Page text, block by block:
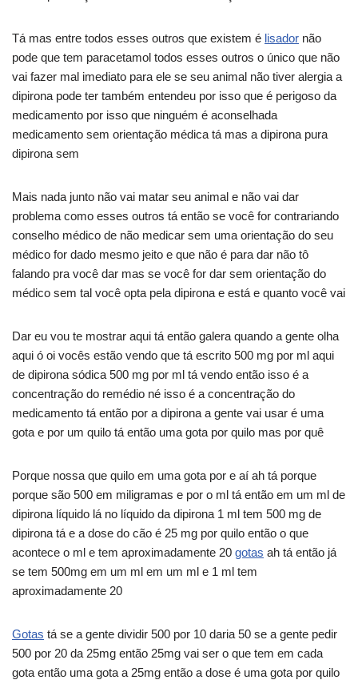
Tá mas entre todos esses outros que existem é lisador não
pode que tem paracetamol todos esses outros o único que não
vai fazer mal imediato para ele se seu animal não tiver alergia a
dipirona pode ter também entendeu por isso que é perigoso da
medicamento por isso que ninguém é aconselhada
medicamento sem orientação médica tá mas a dipirona pura
dipirona sem
Mais nada junto não vai matar seu animal e não vai dar
problema como esses outros tá então se você for contrariando
conselho médico de não medicar sem uma orientação do seu
médico for dado mesmo jeito e que não é para dar não tô
falando pra você dar mas se você for dar sem orientação do
médico sem tal você opta pela dipirona e está e quanto você vai
Dar eu vou te mostrar aqui tá então galera quando a gente olha
aqui ó oi vocês estão vendo que tá escrito 500 mg por ml aqui
de dipirona sódica 500 mg por ml tá vendo então isso é a
concentração do remédio né isso é a concentração do
medicamento tá então por a dipirona a gente vai usar é uma
gota e por um quilo tá então uma gota por quilo mas por quê
Porque nossa que quilo em uma gota por e aí ah tá porque
porque são 500 em miligramas e por o ml tá então em um ml de
dipirona líquido lá no líquido da dipirona 1 ml tem 500 mg de
dipirona tá e a dose do cão é 25 mg por quilo então o que
acontece o ml e tem aproximadamente 20 gotas ah tá então já
se tem 500mg em um ml em um ml e 1 ml tem
aproximadamente 20
Gotas tá se a gente dividir 500 por 10 daria 50 se a gente pedir
500 por 20 da 25mg então 25mg vai ser o que tem em cada
gota então uma gota a 25mg então a dose é uma gota por quilo